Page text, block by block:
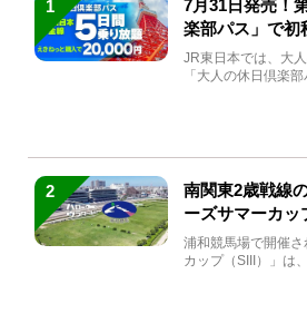
1
7月31日発売！
楽部パス」で初
JR東日本では、大
「大人の休日倶楽
2
南関東2歳戦線
ーズサマーカッ
馬と見どころを
浦和競馬場で開催
カップ（SIII）」は